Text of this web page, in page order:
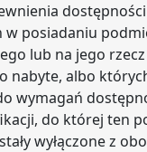
dostępności
w posiadaniu
lub na jego
nabyte, albo
wymagań
do której ten
wyłączone z